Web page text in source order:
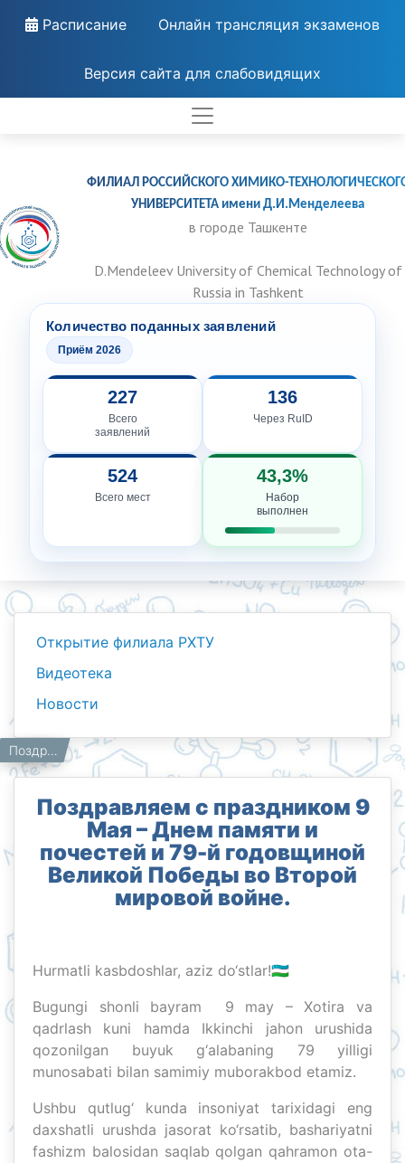
Расписание Онлайн трансляция экзаменов
Версия сайта для слабовидящих
ФИЛИАЛ РОССИЙСКОГО ХИМИКО-
УНИВЕРСИТЕТА имени Д.И.Менделеева
в городе Ташкенте
D.Mendeleev University of Chemical Technology of
Russia in Tashkent
Количество поданных заявлений
Приём 2026
227
Всего
заявлений
136
Через RuID
524
Всего мест
43,3%
Набор
выполнен
Открытие филиала РХТУ
Видеотека
Новости
Главная
Работникам
Новости Поздравляем с праздником 9 Мая – Днем памяти и почестей и 79-й годовщиной Великой Победы во Второй мировой войне.
Поздравляем с праздником 9
Мая – Днем памяти и
почестей и 79-й годовщиной
Великой Победы во Второй
мировой войне.
Hurmatli kasbdoshlar, aziz do‘stlar!🇺🇿
Bugungi shonli bayram 9 may – Xotira va
qadrlash kuni hamda Ikkinchi jahon urushida
qozonilgan buyuk g‘alabaning 79 yilligi
munosabati bilan samimiy muborakbod etamiz.
Ushbu qutlug‘ kunda insoniyat tarixidagi eng
daxshatli urushda jasorat ko‘rsatib, bashariyatni
fashizm balosidan saqlab qolgan qahramon ota-